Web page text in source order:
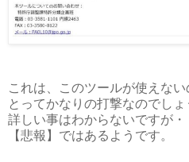
これは、このツールが使えな
とってかなりの打撃なのでしょ
詳しい事はわからないですが・
【悲報】ではあるようです。